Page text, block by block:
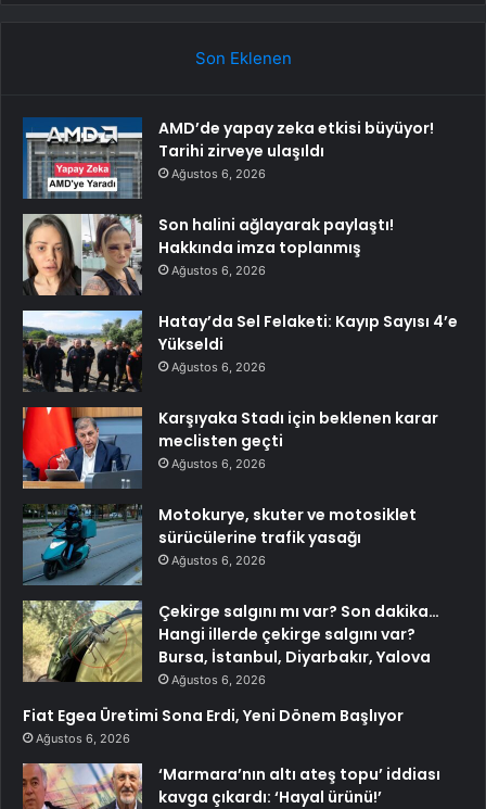
Son Eklenen
AMD’de yapay zeka etkisi büyüyor!
Tarihi zirveye ulaşıldı
Ağustos 6, 2026
Son halini ağlayarak paylaştı!
Hakkında imza toplanmış
Ağustos 6, 2026
Hatay’da Sel Felaketi: Kayıp Sayısı 4’e
Yükseldi
Ağustos 6, 2026
Karşıyaka Stadı için beklenen karar
meclisten geçti
Ağustos 6, 2026
Motokurye, skuter ve motosiklet
sürücülerine trafik yasağı
Ağustos 6, 2026
Çekirge salgını mı var? Son dakika…
Hangi illerde çekirge salgını var?
Bursa, İstanbul, Diyarbakır, Yalova
Ağustos 6, 2026
Fiat Egea Üretimi Sona Erdi, Yeni Dönem Başlıyor
Ağustos 6, 2026
‘Marmara’nın altı ateş topu’ iddiası
kavga çıkardı: ‘Hayal ürünü!’